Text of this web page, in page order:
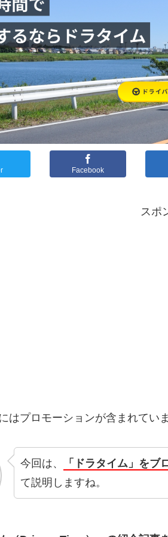
Facebook
スポ
はプロモーションが含まれてい
今回は、
「ドラタイム」を
て説明しますね。